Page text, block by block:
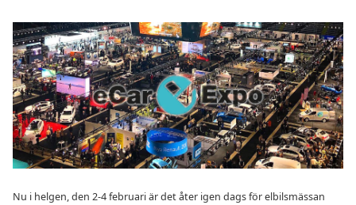
Nu i helgen, den 2-4 februari är det åter igen dags för elbilsmässan